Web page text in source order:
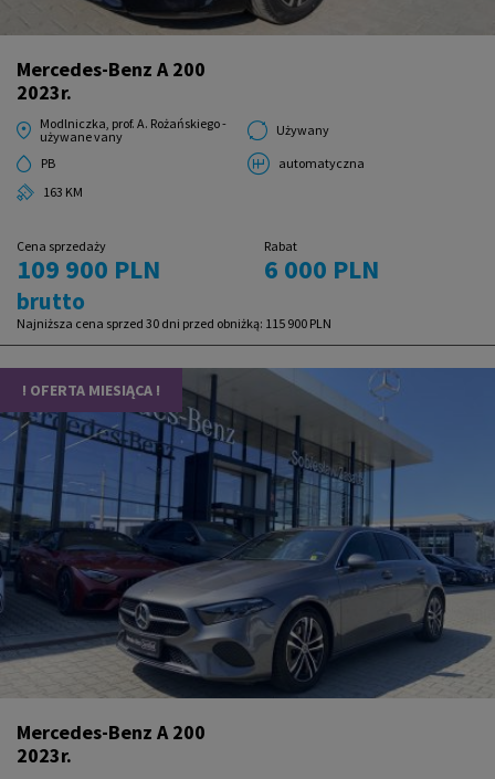
Mercedes-Benz A 200
2023r.
Modlniczka, prof. A. Rożańskiego -
używane vany
Używany
PB
automatyczna
163 KM
Cena sprzedaży
109 900 PLN
brutto
Rabat
6 000 PLN
Najniższa cena sprzed 30 dni przed obniżką: 115 900 PLN
! OFERTA MIESIĄCA !
Mercedes-Benz A 200
2023r.